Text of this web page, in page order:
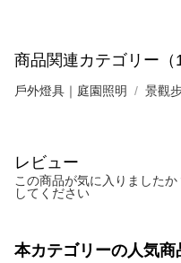
商品関連カテゴリー（1
戶外燈具｜庭園照明 景觀
レビュー
この商品が気に入りました
してください
本カテゴリーの人気商